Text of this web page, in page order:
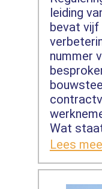
leiding
bevat vijf
nummer
Wat
Lees